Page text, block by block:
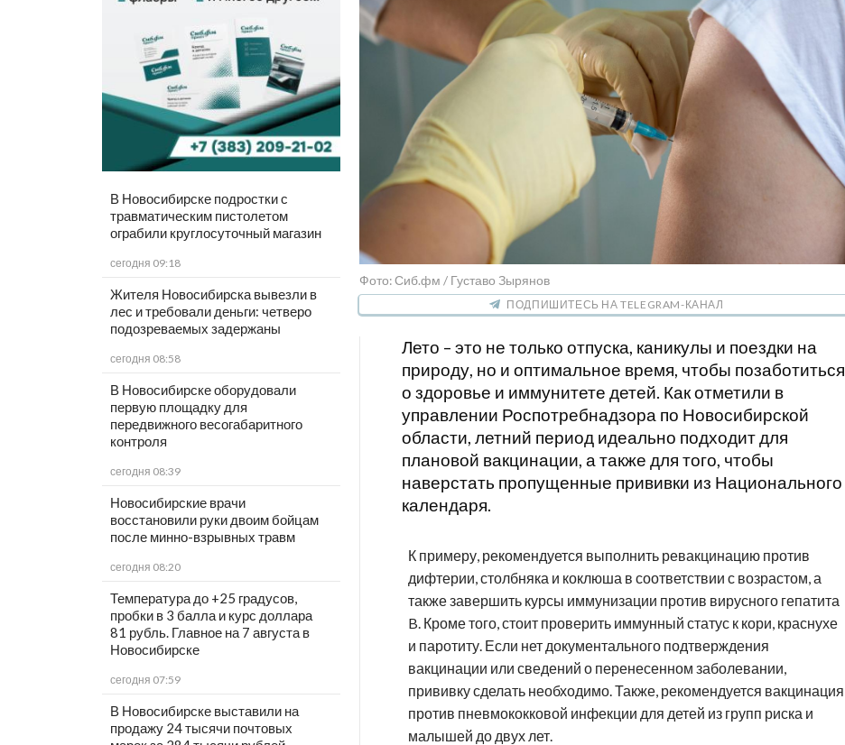
В Новосибирске подростки с
травматическим пистолетом
ограбили круглосуточный магазин
сегодня 09:18
Жителя Новосибирска вывезли в
лес и требовали деньги: четверо
подозреваемых задержаны
сегодня 08:58
В Новосибирске оборудовали
первую площадку для
передвижного весогабаритного
контроля
сегодня 08:39
Новосибирские врачи
восстановили руки двоим бойцам
после минно-взрывных травм
сегодня 08:20
Температура до +25 градусов,
пробки в 3 балла и курс доллара
81 рубль. Главное на 7 августа в
Новосибирске
сегодня 07:59
В Новосибирске выставили на
продажу 24 тысячи почтовых
Фото: Сиб.фм / Густаво Зырянов
ПОДПИШИТЕСЬ НА TELEGRAM-КАНАЛ
Лето – это не только отпуска, каникулы и поездки на
природу, но и оптимальное время, чтобы позаботиться
о здоровье и иммунитете детей. Как отметили в
управлении Роспотребнадзора по Новосибирской
области, летний период идеально подходит для
плановой вакцинации, а также для того, чтобы
наверстать пропущенные прививки из Национального
календаря.
К примеру, рекомендуется выполнить ревакцинацию против
дифтерии, столбняка и коклюша в соответствии с возрастом, а
также завершить курсы иммунизации против вирусного гепатита
B. Кроме того, стоит проверить иммунный статус к кори, краснухе
и паротиту. Если нет документального подтверждения
вакцинации или сведений о перенесенном заболевании,
прививку сделать необходимо. Также, рекомендуется вакцинация
против пневмококковой инфекции для детей из групп риска и
малышей до двух лет.